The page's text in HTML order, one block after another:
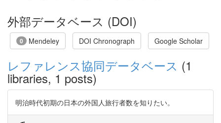
外部データベース (DOI)
0 Mendeley DOI Chronograph Google Scholar
レファレンス協同データベース (1
libraries, 1 posts)
明治時代初期の日本の外国人旅行者数を知りたい。